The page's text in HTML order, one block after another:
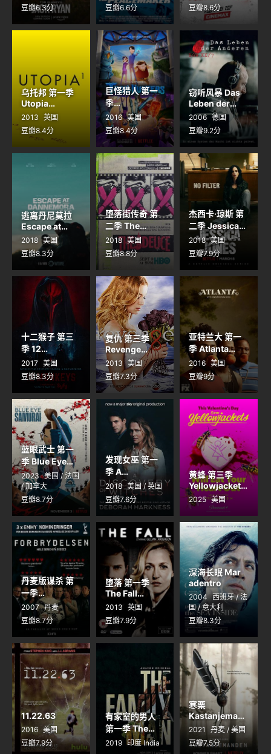
豆瓣6.3分
豆瓣6.6分
豆瓣8.6分
乌托邦 第一季
Utopia
Season 1
2013 英国
豆瓣8.4分
巨怪猎人 第一
季
Trollhunters
Season 1
2016 美国
豆瓣8.4分
窃听风暴 Das
Leben der
Anderen
2006 德国
豆瓣9.2分
逃离丹尼莫拉
Escape at
Dannemora
2018 美国
豆瓣8.3分
堕落街传奇 第
二季 The
Deuce Season
2018 美国
豆瓣8.8分
杰西卡·琼斯 第
二季 Jessica
Jones Season
2018 美国
豆瓣7.9分
十二猴子 第三
季 12
Monkeys
Season 3
2017 美国
豆瓣8.3分
复仇 第三季
Revenge
Season 3
2013 美国
豆瓣7.3分
亚特兰大 第一
季 Atlanta
Season 1
2016 美国
豆瓣9分
蓝眼武士 第一
季 Blue Eye
Samurai
Season 1
2023 美国 / 法国
/ 加拿大
豆瓣8.7分
发现女巫 第一
季 A
Discovery of
Witches
Season 1
2018 美国 / 英国
豆瓣7.6分
黄蜂 第三季
Yellowjackets
Season 3
2025 美国
丹麦版谋杀 第
一季
Forbrydelsen
Sæson 1
2007 丹麦
豆瓣8.7分
堕落 第一季
The Fall
Season 1
2013 英国
豆瓣7.9分
深海长眠 Mar
adentro
2004 西班牙 / 法
国 / 意大利
豆瓣8.3分
11.22.63
2016 美国
豆瓣7.9分
有家室的男人
第一季 The
Family Man
2019 印度 India
寒栗
Kastanjeman
den
2021
丹麦 / 美国
豆瓣7.5分